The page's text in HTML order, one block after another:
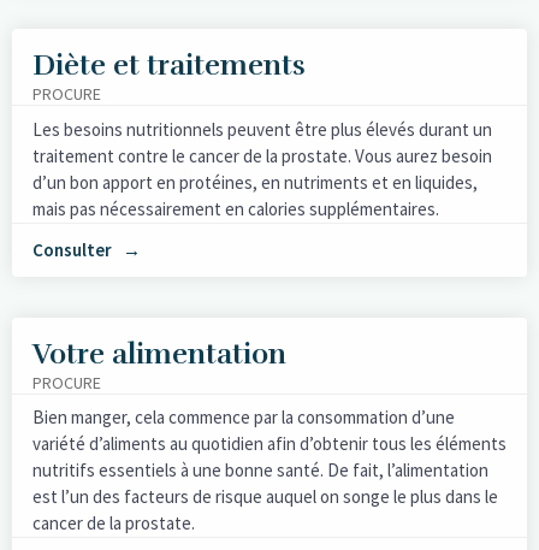
Diète et traitements
PROCURE
Les besoins nutritionnels peuvent être plus élevés durant un
traitement contre le cancer de la prostate. Vous aurez besoin
d’un bon apport en protéines, en nutriments et en liquides,
mais pas nécessairement en calories supplémentaires.
Consulter
Votre alimentation
PROCURE
Bien manger, cela commence par la consommation d’une
variété d’aliments au quotidien afin d’obtenir tous les éléments
nutritifs essentiels à une bonne santé. De fait, l’alimentation
est l’un des facteurs de risque auquel on songe le plus dans le
cancer de la prostate.